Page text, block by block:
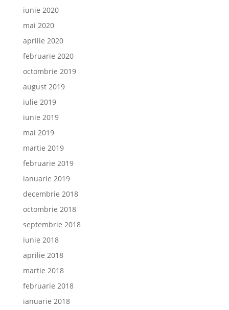
iunie 2020
mai 2020
aprilie 2020
februarie 2020
octombrie 2019
august 2019
iulie 2019
iunie 2019
mai 2019
martie 2019
februarie 2019
ianuarie 2019
decembrie 2018
octombrie 2018
septembrie 2018
iunie 2018
aprilie 2018
martie 2018
februarie 2018
ianuarie 2018